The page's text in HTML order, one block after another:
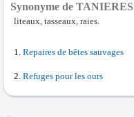
Synonyme de TANIERES
liteaux, tasseaux, raies.
Repaires de bêtes sauvages
Refuges pour les ours